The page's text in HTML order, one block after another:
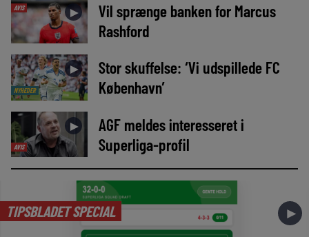
AVIS ►
Vil sprænge banken for Marcus
Rashford
NYHEDER
►
Stor skuffelse: ‘Vi udspillede FC
København’
AVIS
►
AGF meldes interesseret i
Superliga-profil
TIPSBLADET SPECIAL ►